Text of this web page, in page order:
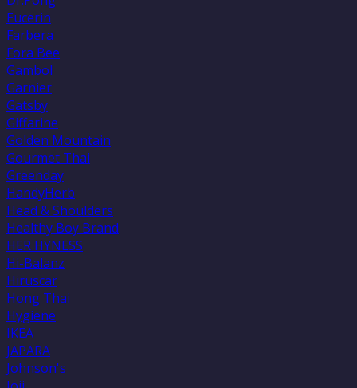
Eucerin
Farbera
Fora Bee
Gambol
Garnier
Gatsby
Giffarine
Golden Mountain
Gourmet Thai
Greenday
HandyHerb
Head & Shoulders
Healthy Boy Brand
HER HYNESS
Hi-Balanz
Hiruscar
Hong Thai
Hygiene
IKEA
JAPARA
Johnson's